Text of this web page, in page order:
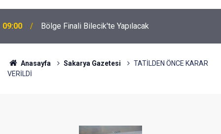
09:00 Bölge Finali Bilecik'te Yapılacak
Anasayfa Sakarya Gazetesi
TATİLDEN ÖNCE KARAR
VERİLDİ